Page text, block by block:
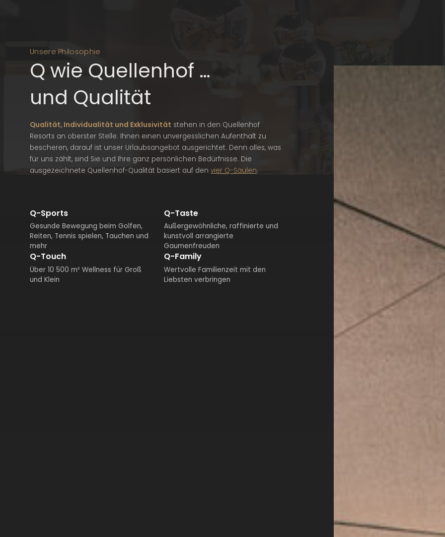
Q wie Quellenhof …
und Qualität
Unsere Philosophie
Qualität, Individualität und Exklusivität stehen in den Quellenhof
Resorts an oberster Stelle. Ihnen einen unvergesslichen Aufenthalt zu
bescheren, darauf ist unser Urlaubsangebot ausgerichtet. Denn alles, was
für uns zählt, sind Sie und Ihre ganz persönlichen Bedürfnisse. Die
ausgezeichnete Quellenhof-Qualität basiert auf den vier Q-Säulen.
Q-Sports
Gesunde Bewegung beim Golfen,
Reiten, Tennis spielen, Tauchen und
mehr
Q-Taste
Außergewöhnliche, raffinierte und
kunstvoll arrangierte
Gaumenfreuden
Q-Touch
Über 10 500 m² Wellness für Groß
und Klein
Q-Family
Wertvolle Familienzeit mit den
Liebsten verbringen